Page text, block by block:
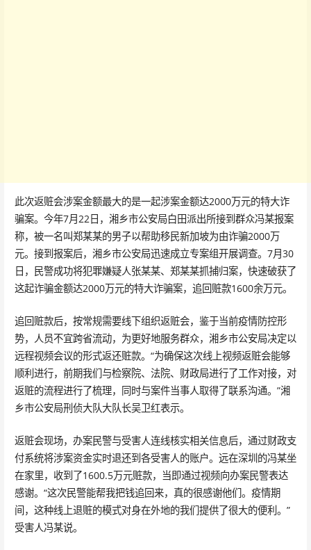
此次返赃会涉案金额最大的是一起涉案金额达2000万元的特大诈
骗案。今年7月22日，湘乡市公安局白田派出所接到群众冯某报案
称，被一名叫郑某某的男子以帮助移民新加坡为由诈骗2000万
元。接到报案后，湘乡市公安局迅速成立专案组开展调查。7月30
日，民警成功将犯罪嫌疑人张某某、郑某某抓捕归案，快速破获了
这起诈骗金额达2000万元的特大诈骗案，追回赃款1600余万元。
追回赃款后，按常规需要线下组织返赃会，鉴于当前疫情防控形
势，人员不宜跨省流动，为更好地服务群众，湘乡市公安局决定以
远程视频会议的形式返还赃款。“为确保这次线上视频返赃会能够
顺利进行，前期我们与检察院、法院、财政局进行了工作对接，对
返赃的流程进行了梳理，同时与案件当事人取得了联系沟通。”湘
乡市公安局刑侦大队大队长吴卫红表示。
返赃会现场，办案民警与受害人连线核实相关信息后，通过财政支
付系统将涉案资金实时退还到各受害人的账户。远在深圳的冯某坐
在家里，收到了1600.5万元赃款，当即通过视频向办案民警表达
感谢。“这次民警能帮我把钱追回来，真的很感谢他们。疫情期
间，这种线上退赃的模式对身在外地的我们提供了很大的便利。”
受害人冯某说。